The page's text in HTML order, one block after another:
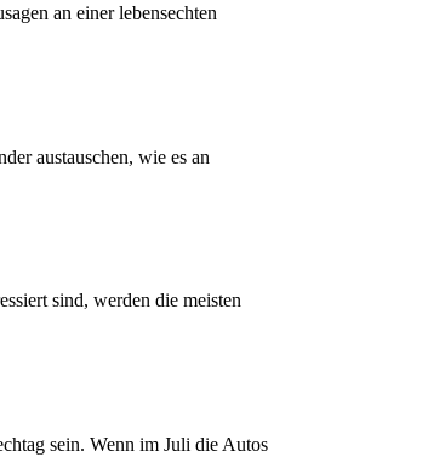
an einer lebensechten
austauschen, wie es an
sind, werden die meisten
sein. Wenn im Juli die Autos